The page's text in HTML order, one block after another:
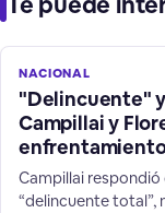
NACIONAL
"Delincuente"
Campillai y
Campillai
“delincuente total”,